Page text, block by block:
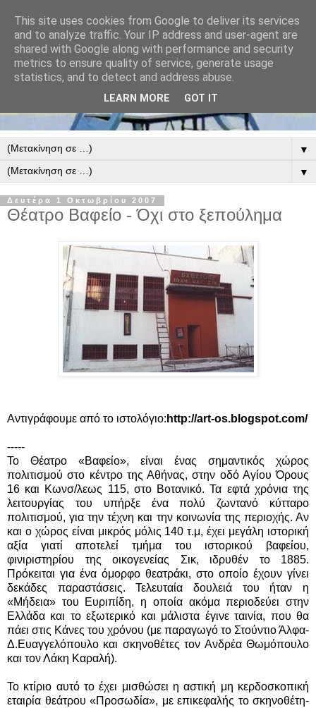
▼
▼
Δευτέρα 1 Οκτωβρίου 2007
Θέατρο Βαφείο - Όχι στο ξεπούλημα
Αντιγράφουμε από το ιστολόγιο: http://art-os.blogspot.com/
-----
Το Θέατρο «Βαφείο», είναι ένας σημαντικός χώρος
πολιτισμού στο κέντρο της Αθήνας, στην οδό Αγίου Όρους
16 και Κωνσ/λεως 115, στο Βοτανικό. Τα εφτά χρόνια της
λειτουργίας του υπήρξε ένα πολύ ζωντανό κύτταρο
πολιτισμού, για την τέχνη και την κοινωνία της περιοχής. Αν
και ο χώρος είναι μικρός μόλις 140 τ.μ, έχει μεγάλη ιστορική
αξία γιατί αποτελεί τμήμα του ιστορικού βαφείου,
φινιριστηρίου της οικογενείας Σικ, ιδρυθέν το 1885.
Πρόκειται για ένα όμορφο θεατράκι, στο οποίο έχουν γίνει
δεκάδες παραστάσεις. Τελευταία δουλειά του ήταν η
«Μήδεια» του Ευριπίδη, η οποία ακόμα περιοδεύει στην
Ελλάδα και το εξωτερικό και μάλιστα έγινε ταινία, που θα
πάει στις Κάνες του χρόνου (με παραγωγό το Στούντιο Άλφα-
Δ.Ευαγγελόπουλο και σκηνοθέτες τον Ανδρέα Θωμόπουλο
και τον Λάκη Καραλή).
Το κτίριο αυτό το έχει μισθώσει η αστική μη κερδοσκοπική
εταιρία θεάτρου «Προσωδία», με επικεφαλής το σκηνοθέτη-
This site uses cookies from Google to deliver its services
and to analyze traffic. Your IP address and user-agent are
shared with Google along with performance and security
metrics to ensure quality of service, generate usage
statistics, and to detect and address abuse.
LEARN MORE GOT IT